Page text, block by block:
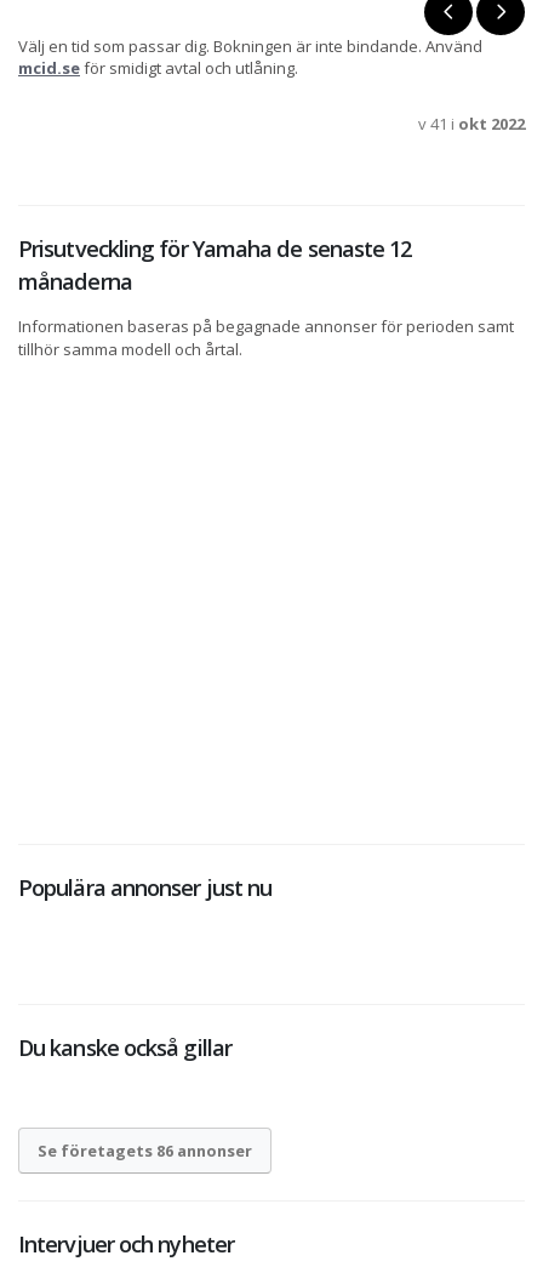
Välj en tid som passar dig. Bokningen är inte bindande. Använd
mcid.seför smidigt avtal och utlåning.
v 41 i okt 2022
Prisutveckling för Yamaha de senaste 12
månaderna
Informationen baseras på begagnade annonser för perioden samt
tillhör samma modell och årtal.
Populära annonser just nu
Du kanske också gillar
Se företagets 86 annonser
Intervjuer och nyheter